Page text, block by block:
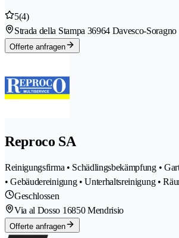
5(4)
Strada della Stampa 36964 Davesco-Soragno
Offerte anfragen
Reproco SA
Reinigungsfirma • Schädlingsbekämpfung •
• Gebäudereinigung • Unterhaltsreinigung •
Geschlossen
Via al Dosso 16850 Mendrisio
Offerte anfragen